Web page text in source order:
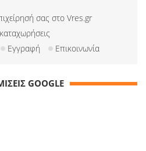
σας στο Vres.gr
Εγγραφή Επικοινωνία
GOOGLE